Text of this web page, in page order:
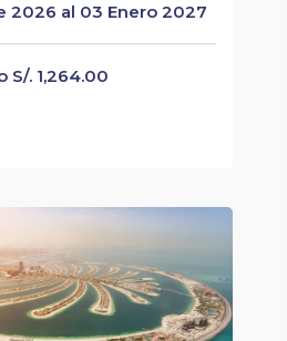
2026 al 03 Enero 2027
S/. 1,264.00